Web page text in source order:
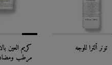
تونر ألترا للوجه كريم العين
مرطب ومضاد